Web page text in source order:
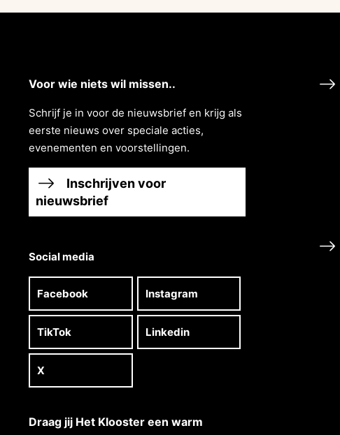
Voor wie niets wil missen..
Schrĳf je in voor de nieuwsbrief en krĳg als
eerste nieuws over speciale acties,
evenementen en voorstellingen.
Inschrijven voor
nieuwsbrief
Social media
Facebook Instagram
TikTok Linkedin
X
Draag jij Het Klooster een warm